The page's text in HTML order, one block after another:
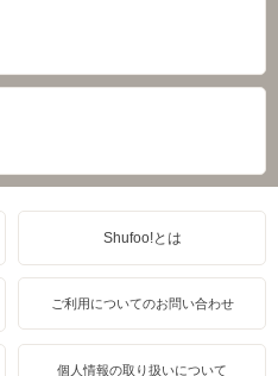
Shufoo!とは
ご利用についてのお問い合わせ
個人情報の取り扱いについて